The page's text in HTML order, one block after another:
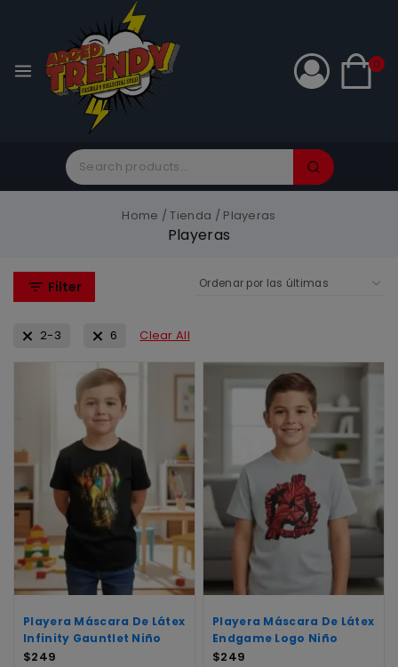
0
Home / Tienda / Playeras
Playeras
Filter
2-3 6 Clear All
Playera Máscara De Látex
Infinity Gauntlet Niño
$249
Playera Máscara De Látex
Endgame Logo Niño
$249